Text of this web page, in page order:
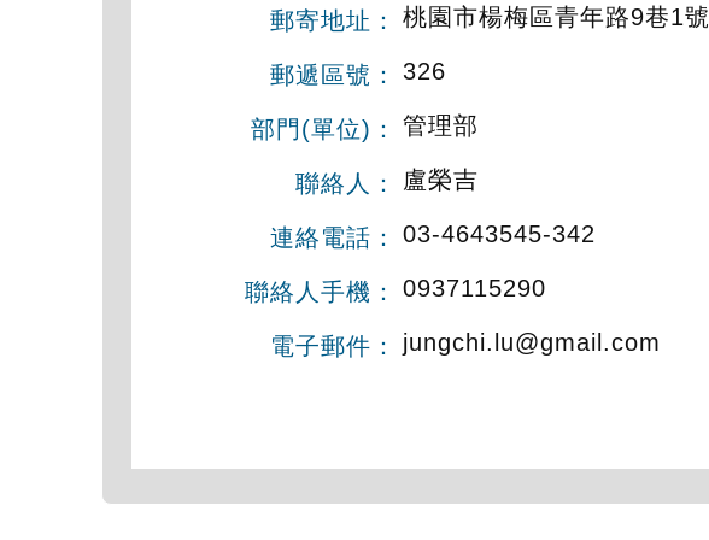
郵寄地址： 桃園市楊梅區青年路9巷1號
郵遞區號： 326
部門(單位)： 管理部
聯絡人： 盧榮吉
連絡電話： 03-4643545-342
聯絡人手機： 0937115290
電子郵件： jungchi.lu@gmail.com